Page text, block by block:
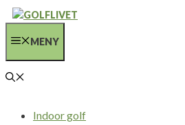
Hoppa
innehållMENY
Indoor golf